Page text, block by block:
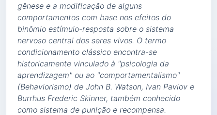
gênese e a modificação de alguns
comportamentos com base nos efeitos do
binômio estímulo-resposta sobre o sistema
nervoso central dos seres vivos. O termo
condicionamento clássico encontra-se
historicamente vinculado à "psicologia da
aprendizagem" ou ao "comportamentalismo"
(Behaviorismo) de John B. Watson, Ivan Pavlov e
Burrhus Frederic Skinner, também conhecido
como sistema de punição e recompensa.